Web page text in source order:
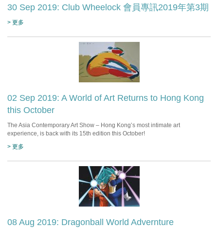
30 Sep 2019: Club Wheelock 會員專訊2019年第3期
> 更多
02 Sep 2019: A World of Art Returns to Hong Kong
this October
The Asia Contemporary Art Show – Hong Kong’s most intimate art
experience, is back with its 15th edition this October!
> 更多
08 Aug 2019: Dragonball World Advernture